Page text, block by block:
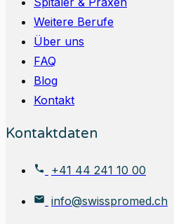
Weitere Berufe
Über uns
FAQ
Blog
Kontakt
Kontaktdaten
+41 44 241 10 00
info@swisspromed.ch